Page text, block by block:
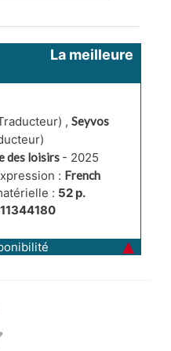
La meilleure
,Seyvos
des loisirs - 2025
: French
: 52 p.